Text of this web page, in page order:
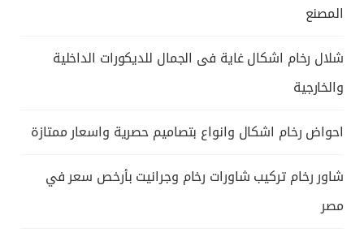
المصنع
شلال رخام اشكال غاية فى الجمال للديكورات الداخلية
والخارجية
احواض رخام اشكال وانواع بتصاميم حصرية واسعار ممتازة
شاور رخام تركيب شاورات رخام وجرانيت بأرخص سعر في
مصر